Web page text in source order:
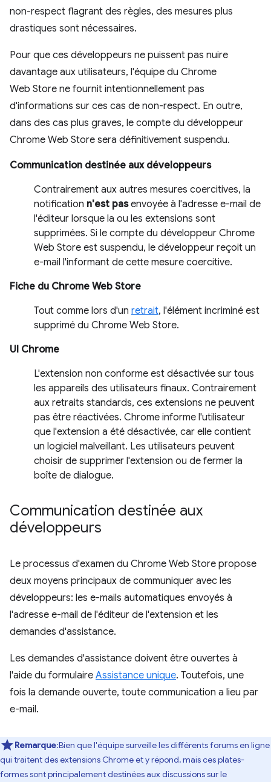
non-respect flagrant des règles, des mesures plus
drastiques sont nécessaires.
Pour que ces développeurs ne puissent pas nuire
davantage aux utilisateurs, l'équipe du Chrome
Web Store ne fournit intentionnellement pas
d'informations sur ces cas de non-respect. En outre,
dans des cas plus graves, le compte du développeur
Chrome Web Store sera définitivement suspendu.
Communication destinée aux développeurs
Contrairement aux autres mesures coercitives, la
notification n'est pasenvoyée à l'adresse e-mail de
l'éditeur lorsque la ou les extensions sont
supprimées. Si le compte du développeur Chrome
Web Store est suspendu, le développeur reçoit un
e-mail l'informant de cette mesure coercitive.
Fiche du Chrome Web Store
Tout comme lors d'un retrait, l'élément incriminé est
supprimé du Chrome Web Store.
UI Chrome
L'extension non conforme est désactivée sur tous
les appareils des utilisateurs finaux. Contrairement
aux retraits standards, ces extensions ne peuvent
pas être réactivées. Chrome informe l'utilisateur
que l'extension a été désactivée, car elle contient
un logiciel malveillant. Les utilisateurs peuvent
choisir de supprimer l'extension ou de fermer la
boîte de dialogue.
Communication destinée aux
développeurs
Le processus d'examen du Chrome Web Store propose
deux moyens principaux de communiquer avec les
développeurs: les e-mails automatiques envoyés à
l'adresse e-mail de l'éditeur de l'extension et les
demandes d'assistance.
Les demandes d'assistance doivent être ouvertes à
l'aide du formulaire Assistance unique. Toutefois, une
fois la demande ouverte, toute communication a lieu par
e-mail.
Remarque:Bien que l'équipe surveille les différents forums en ligne
qui traitent des extensions Chrome et y répond, mais ces plates-
formes sont principalement destinées aux discussions sur le